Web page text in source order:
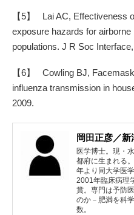
【5】 Lai AC, Effectiveness
exposure hazards for
populations. J R Soc
【6】 Cowling BJ,
influenza transmission in
2009.
岡田正彦／
医学博士。現・
都府に生まれる
年より同大学医
2001年臨床病理
賞。専門は予防
のか－肥満を科
数。